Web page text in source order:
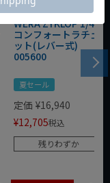
WERA ZYKLOP 1/4"
コンフォートラチェ
ット(レバー式)
005600
夏セール
定価 ¥16,940
¥12,705税込
残りわずか